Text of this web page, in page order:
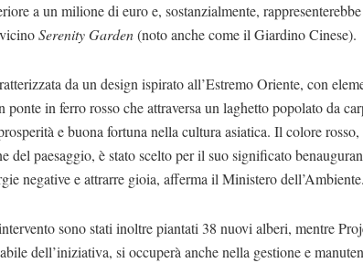
a un milione di euro e, sostanzialmente,
Serenity Garden(noto anche come il Giardino Cinese).
da un design ispirato all’Estremo Oriente, con
ponte in ferro rosso che attraversa un laghetto popolato da
e buona fortuna nella cultura asiatica. Il colore
del paesaggio, è stato scelto per il suo significato
negative e attrarre gioia, afferma il Ministero
sono stati inoltre piantati 38 nuovi alberi, mentre
dell’iniziativa, si occuperà anche nella gestione e